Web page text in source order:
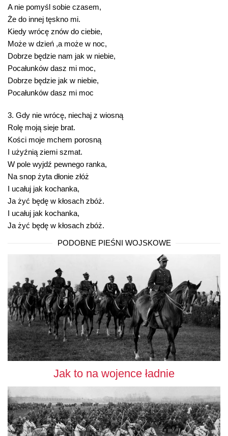
A nie pomyśl sobie czasem,
Że do innej tęskno mi.
Kiedy wrócę znów do ciebie,
Może w dzień ,a może w noc,
Dobrze będzie nam jak w niebie,
Pocałunków dasz mi moc,
Dobrze będzie jak w niebie,
Pocałunków dasz mi moc
3. Gdy nie wrócę, niechaj z wiosną
Rolę moją sieje brat.
Kości moje mchem porosną
I użyźnią ziemi szmat.
W pole wyjdź pewnego ranka,
Na snop żyta dłonie złóż
I ucałuj jak kochanka,
Ja żyć będę w kłosach zbóż.
I ucałuj jak kochanka,
Ja żyć będę w kłosach zbóż.
PODOBNE PIEŚNI WOJSKOWE
Jak to na wojence ładnie